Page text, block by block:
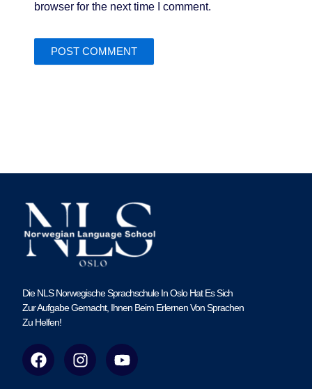
browser for the next time I comment.
Die NLS Norwegische Sprachschule In Oslo Hat Es Sich
Zur Aufgabe Gemacht, Ihnen Beim Erlernen Von Sprachen
Zu Helfen!
F
a
I
n
Y
o